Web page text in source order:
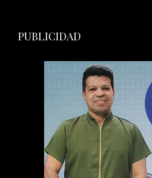
PUBLICIDAD